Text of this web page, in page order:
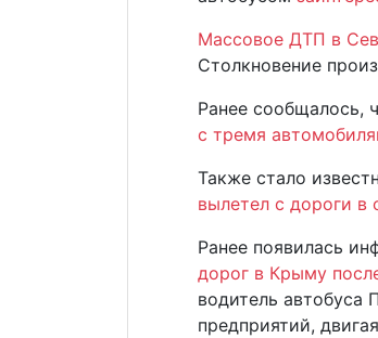
Массовое ДТП в
Столкновение
Ранее сообщалось,
с тремя
Также стало
вылетел с дороги в
Ранее появилась
дорог в Крыму
водитель автобуса
предприятий,